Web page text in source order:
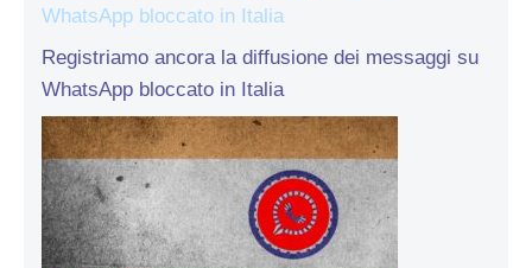
WhatsApp bloccato in Italia
Registriamo ancora la diffusione dei messaggi su
WhatsApp bloccato in Italia